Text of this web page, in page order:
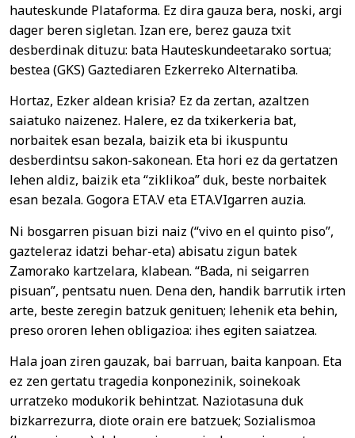
hauteskunde Plataforma. Ez dira gauza bera, noski, argi
dager beren sigletan. Izan ere, berez gauza txit
desberdinak dituzu: bata Hauteskundeetarako sortua;
bestea (GKS) Gaztediaren Ezkerreko Alternatiba.
Hortaz, Ezker aldean krisia? Ez da zertan, azaltzen
saiatuko naizenez. Halere, ez da txikerkeria bat,
norbaitek esan bezala, baizik eta bi ikuspuntu
desberdintsu sakon-sakonean. Eta hori ez da gertatzen
lehen aldiz, baizik eta “ziklikoa” duk, beste norbaitek
esan bezala. Gogora ETA.V eta ETA.VIgarren auzia.
Ni bosgarren pisuan bizi naiz (“vivo en el quinto piso”,
gazteleraz idatzi behar-eta) abisatu zigun batek
Zamorako kartzelara, klabean. “Bada, ni seigarren
pisuan”, pentsatu nuen. Dena den, handik barrutik irten
arte, beste zeregin batzuk genituen; lehenik eta behin,
preso ororen lehen obligazioa: ihes egiten saiatzea.
Hala joan ziren gauzak, bai barruan, baita kanpoan. Eta
ez zen gertatu tragedia konponezinik, soinekoak
urratzeko modukorik behintzat. Naziotasuna duk
bizkarrezurra, diote orain ere batzuek; Sozialismoa